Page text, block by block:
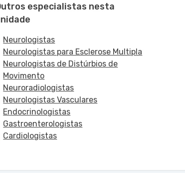
especialistas nesta
Neurologistas
Neurologistas para Esclerose Multipla
Neurologistas de Distúrbios de
Movimento
Neuroradiologistas
Neurologistas Vasculares
Endocrinologistas
Gastroenterologistas
Cardiologistas